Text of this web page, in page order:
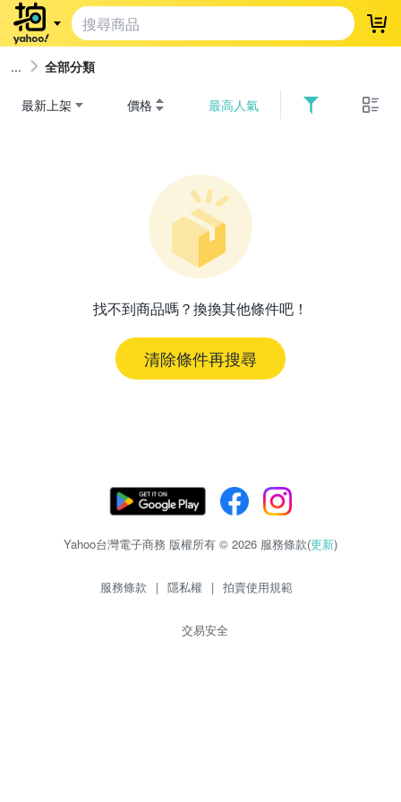
登
全部分類
最新上架 價格 最高人氣
找不到商品嗎？換換其他條件吧！
清除條件再搜尋
Yahoo台灣電子商務 版權所有 © 2026 服務條款(更新)
服務條款 | 隱私權 | 拍賣使用規範
交易安全